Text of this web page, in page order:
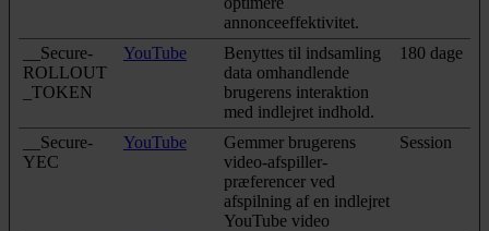
annonceeffektivitet.
__Secure-
ROLLOUT
_TOKEN
YouTube
Benyttes til indsamling
data omhandlende
brugerens interaktion
med indlejret indhold.
180 dage
__Secure-
YEC
YouTube
Gemmer brugerens
video-afspiller-
præferencer ved
afspilning af en indlejret
YouTube video
Session